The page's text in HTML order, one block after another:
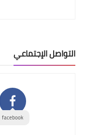
التواصل الإجتماعي
facebook